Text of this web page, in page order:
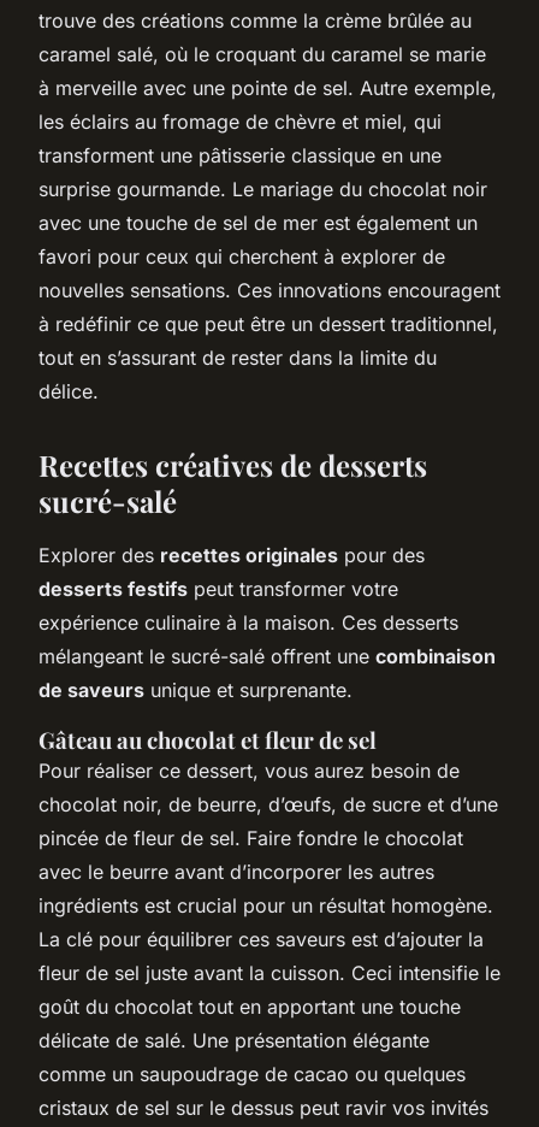
trouve des créations comme la crème brûlée au
caramel salé, où le croquant du caramel se marie
à merveille avec une pointe de sel. Autre exemple,
les éclairs au fromage de chèvre et miel, qui
transforment une pâtisserie classique en une
surprise gourmande. Le mariage du chocolat noir
avec une touche de sel de mer est également un
favori pour ceux qui cherchent à explorer de
nouvelles sensations. Ces innovations encouragent
à redéfinir ce que peut être un dessert traditionnel,
tout en s’assurant de rester dans la limite du
délice.
Recettes créatives de desserts
sucré-salé
Explorer des recettes originales pour des
desserts festifs peut transformer votre
expérience culinaire à la maison. Ces desserts
mélangeant le sucré-salé offrent une combinaison
de saveurs unique et surprenante.
Gâteau au chocolat et fleur de sel
Pour réaliser ce dessert, vous aurez besoin de
chocolat noir, de beurre, d’œufs, de sucre et d’une
pincée de fleur de sel. Faire fondre le chocolat
avec le beurre avant d’incorporer les autres
ingrédients est crucial pour un résultat homogène.
La clé pour équilibrer ces saveurs est d’ajouter la
fleur de sel juste avant la cuisson. Ceci intensifie le
goût du chocolat tout en apportant une touche
délicate de salé. Une présentation élégante
comme un saupoudrage de cacao ou quelques
cristaux de sel sur le dessus peut ravir vos invités